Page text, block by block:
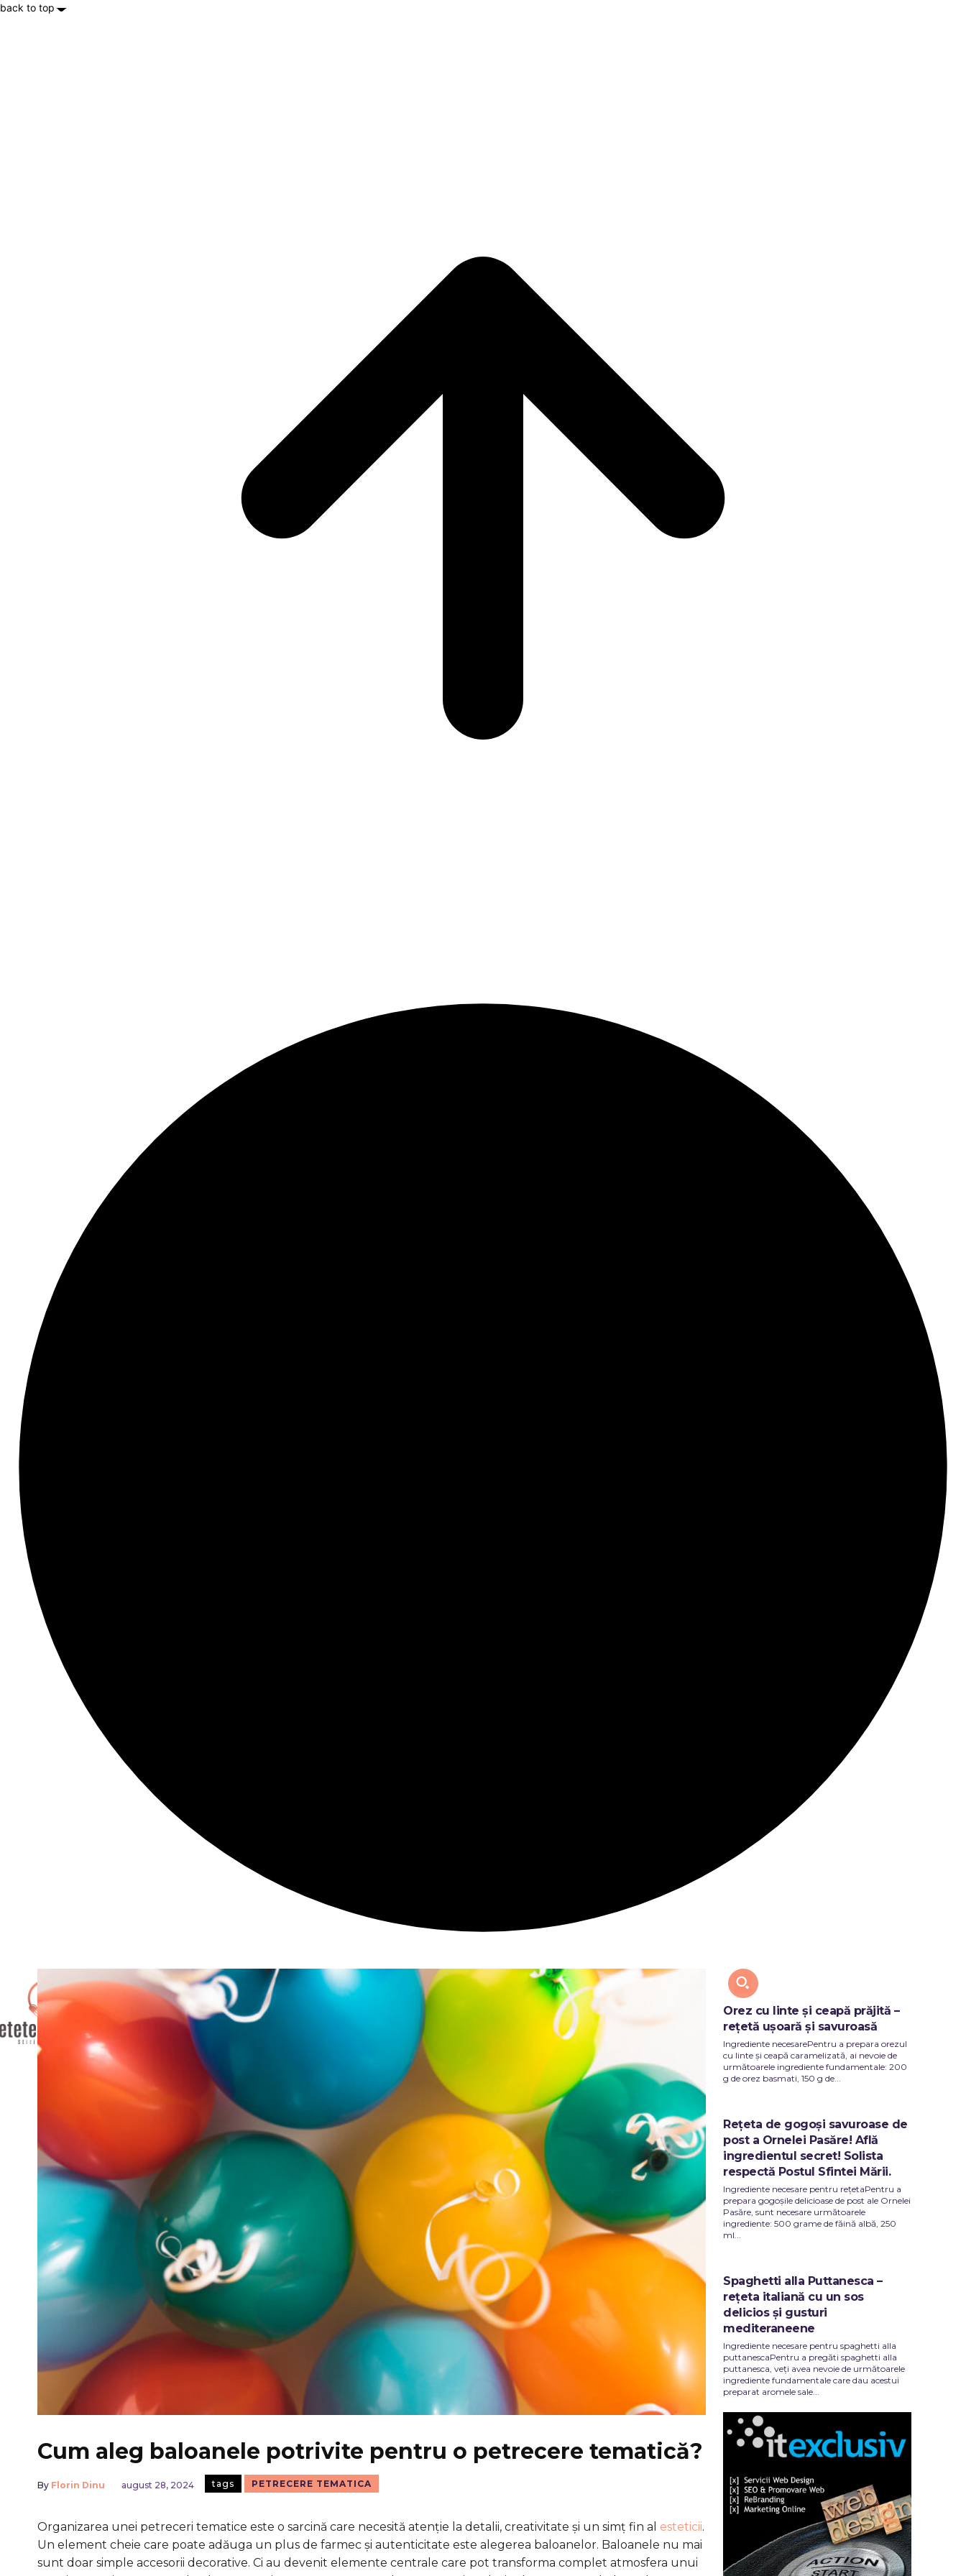
back to top
AFACERI CULTURA / ENTERTAINMENT DIVERSE HOME & DECO SANATATE / HOBBY TECH
Cum aleg baloanele potrivite pentru o petrecere tematică?
By Florin Dinu august 28, 2024 tags PETRECERE TEMATICA
Organizarea unei petreceri tematice este o sarcină care necesită atenție la detalii, creativitate și un simț fin al esteticii.
Un element cheie care poate adăuga un plus de farmec și autenticitate este alegerea baloanelor. Baloanele nu mai
sunt doar simple accesorii decorative. Ci au devenit elemente centrale care pot transforma complet atmosfera unui
Orez cu linte și ceapă prăjită –
rețetă ușoară și savuroasă
Ingrediente necesarePentru a prepara orezul
cu linte și ceapă caramelizată, ai nevoie de
următoarele ingrediente fundamentale: 200
g de orez basmati, 150 g de...
Rețeta de gogoși savuroase de
post a Ornelei Pasăre! Află
ingredientul secret! Solista
respectă Postul Sfintei Mării.
Ingrediente necesare pentru rețetaPentru a
prepara gogoșile delicioase de post ale Ornelei
Pasăre, sunt necesare următoarele
ingrediente: 500 grame de făină albă, 250
ml...
Spaghetti alla Puttanesca –
rețeta italiană cu un sos
delicios și gusturi
mediteraneene
Ingrediente necesare pentru spaghetti alla
puttanescaPentru a pregăti spaghetti alla
puttanesca, veți avea nevoie de următoarele
ingrediente fundamentale care dau acestui
preparat aromele sale...